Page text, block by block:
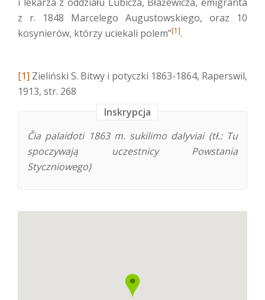
z r. 1848 Marcelego Augustowskiego, oraz 10
kosynierów, którzy uciekali polem”[1].
[1] Zieliński S. Bitwy i potyczki 1863-1864, Raperswil,
1913, str. 268
Inskrypcja
Čia palaidoti 1863 m. sukilimo dalyviai (tł.: Tu
spoczywają uczestnicy Powstania
Styczniowego)